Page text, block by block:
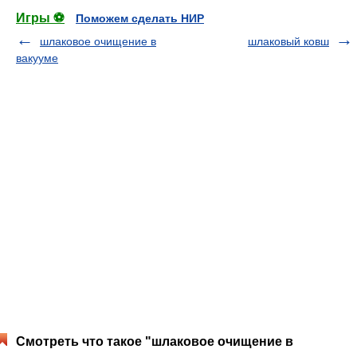
Игры ⚽
Поможем сделать НИР
шлаковое очищение в
вакууме
шлаковый ковш
Смотреть что такое "шлаковое очищение в